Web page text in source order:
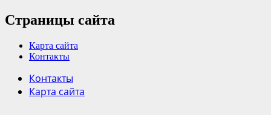
Страницы сайта
Карта сайта
Контакты
Контакты
Карта сайта